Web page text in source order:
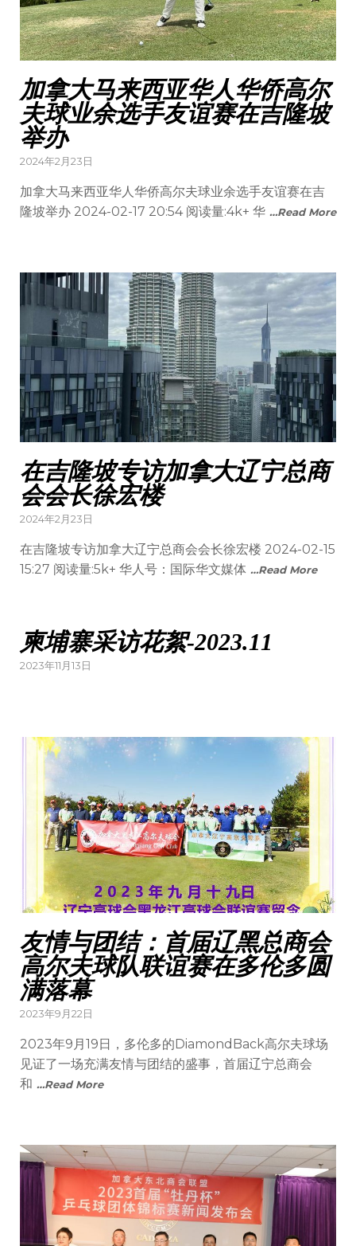
加拿大马来西亚华人华侨高尔
夫球业余选手友谊赛在吉隆坡
举办
Posted
2024年2月23日
加拿大马来西亚华人华侨高尔夫球业余选手友谊赛在吉
隆坡举办 2024-02-17 20:54 阅读量:4k+ 华 …Read More
在吉隆坡专访加拿大辽宁总商
会会长徐宏楼
Posted
2024年2月23日
在吉隆坡专访加拿大辽宁总商会会长徐宏楼 2024-02-15
15:27 阅读量:5k+ 华人号：国际华文媒体 …Read More
柬埔寨采访花絮-2023.11
Posted
2023年11月13日
友情与团结：首届辽黑总商会
高尔夫球队联谊赛在多伦多圆
满落幕
Posted
2023年9月22日
2023年9月19日，多伦多的DiamondBack高尔夫球场
见证了一场充满友情与团结的盛事，首届辽宁总商会
和 …Read More